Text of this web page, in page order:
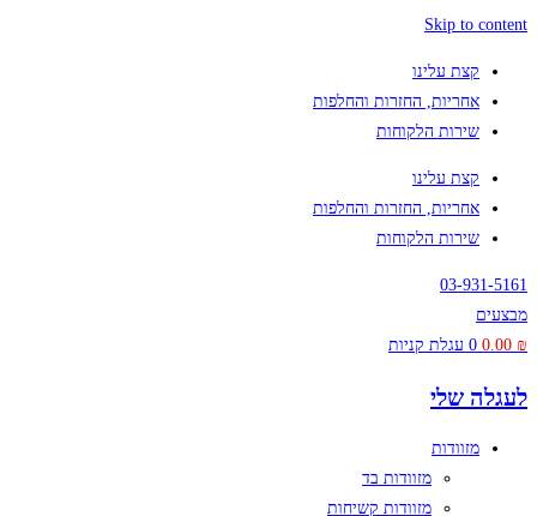
Skip to content
קצת עלינו
אחריות, החזרות והחלפות
שירות הלקוחות
קצת עלינו
אחריות, החזרות והחלפות
שירות הלקוחות
03-931-5161
מבצעים
0.00 ₪
0 עגלת קניות
לעגלה שלי
מזוודות
מזוודות בד
מזוודות קשיחות